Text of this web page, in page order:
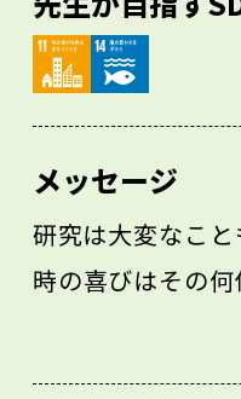
メッセージ
研究は大変なこ
時の喜びはその何
た、研究を通じ